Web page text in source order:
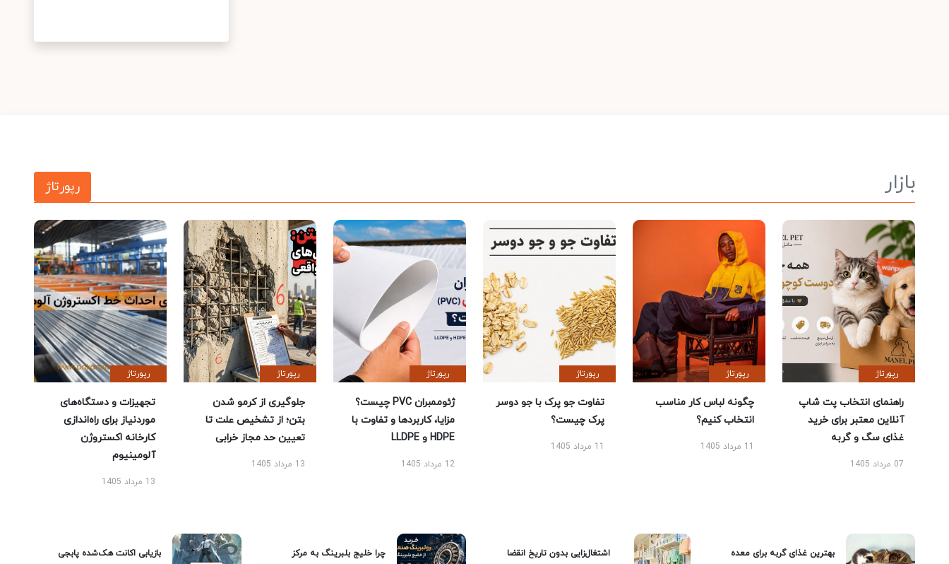
بازار رپورتاژ
رپورتاژ
راهنمای انتخاب پت شاپ
آنلاین معتبر برای خرید
غذای سگ و گربه
07 مرداد 1405
رپورتاژ
چگونه لباس کار مناسب
انتخاب کنیم؟
11 مرداد 1405
رپورتاژ
تفاوت جو پرک با جو دوسر
پرک چیست؟
11 مرداد 1405
رپورتاژ
ژئوممبران PVC چیست؟
مزایا، کاربردها و تفاوت با
HDPE و LLDPE
12 مرداد 1405
رپورتاژ
جلوگیری از کرمو شدن
بتن؛ از تشخیص علت تا
تعیین حد مجاز خرابی
13 مرداد 1405
رپورتاژ
تجهیزات و دستگاه‌های
موردنیاز برای راه‌اندازی
کارخانه اکستروژن
آلومینیوم
13 مرداد 1405
بهترین غذای گربه برای معده
اشتغال‌زایی بدون تاریخ انقضا
چرا خلیج بلبرینگ به مرکز
بازیابی اکانت هک‌شده پابجی